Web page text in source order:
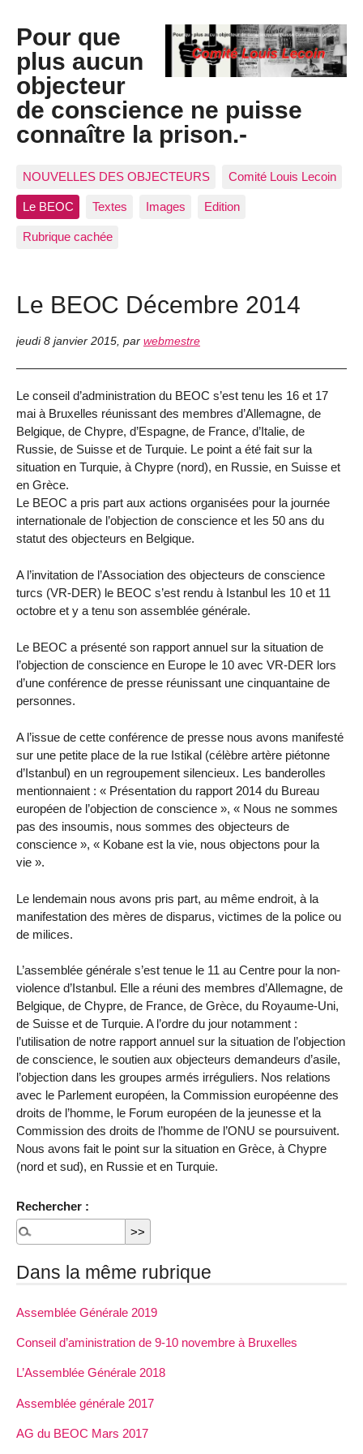
Pour que
plus aucun
objecteur
de conscience ne puisse
connaître la prison.-
NOUVELLES DES OBJECTEURS Comité Louis Lecoin
Le BEOC Textes Images Edition
Rubrique cachée
Le BEOC Décembre 2014
jeudi 8 janvier 2015 par webmestre
Le conseil d’administration du BEOC s’est tenu les 16 et 17
mai à Bruxelles réunissant des membres d’Allemagne, de
Belgique, de Chypre, d’Espagne, de France, d’Italie, de
Russie, de Suisse et de Turquie. Le point a été fait sur la
situation en Turquie, à Chypre (nord), en Russie, en Suisse et
en Grèce.
Le BEOC a pris part aux actions organisées pour la journée
internationale de l’objection de conscience et les 50 ans du
statut des objecteurs en Belgique.
A l’invitation de l’Association des objecteurs de conscience
turcs (VR-DER) le BEOC s’est rendu à Istanbul les 10 et 11
octobre et y a tenu son assemblée générale.
Le BEOC a présenté son rapport annuel sur la situation de
l’objection de conscience en Europe le 10 avec VR-DER lors
d’une conférence de presse réunissant une cinquantaine de
personnes.
A l’issue de cette conférence de presse nous avons manifesté
sur une petite place de la rue Istikal (célèbre artère piétonne
d’Istanbul) en un regroupement silencieux. Les banderolles
mentionnaient : « Présentation du rapport 2014 du Bureau
européen de l’objection de conscience », « Nous ne sommes
pas des insoumis, nous sommes des objecteurs de
conscience », « Kobane est la vie, nous objectons pour la
vie ».
Le lendemain nous avons pris part, au même endroit, à la
manifestation des mères de disparus, victimes de la police ou
de milices.
L’assemblée générale s’est tenue le 11 au Centre pour la non-
violence d’Istanbul. Elle a réuni des membres d’Allemagne, de
Belgique, de Chypre, de France, de Grèce, du Royaume-Uni,
de Suisse et de Turquie. A l’ordre du jour notamment :
l’utilisation de notre rapport annuel sur la situation de l’objection
de conscience, le soutien aux objecteurs demandeurs d’asile,
l’objection dans les groupes armés irréguliers. Nos relations
avec le Parlement européen, la Commission européenne des
droits de l’homme, le Forum européen de la jeunesse et la
Commission des droits de l’homme de l’ONU se poursuivent.
Nous avons fait le point sur la situation en Grèce, à Chypre
(nord et sud), en Russie et en Turquie.
Rechercher :
Dans la même rubrique
Assemblée Générale 2019
Conseil d’aministration de 9-10 novembre à Bruxelles
L’Assemblée Générale 2018
Assemblée générale 2017
AG du BEOC Mars 2017